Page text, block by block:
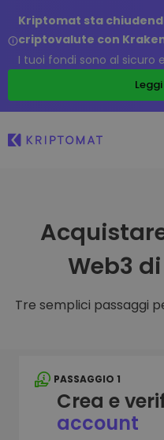
Kriptomat sta
criptovalute con
I tuoi fondi sono al sicuro
Web3
Tre semplici passaggi
PASSAGGIO 1
Crea e
account